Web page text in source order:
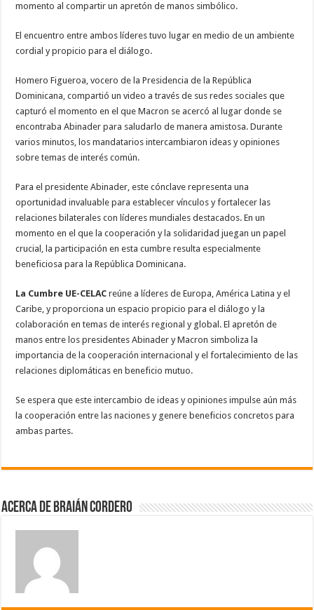
momento al compartir un apretón de manos simbólico.
El encuentro entre ambos líderes tuvo lugar en medio de un ambiente
cordial y propicio para el diálogo.
Homero Figueroa, vocero de la Presidencia de la República
Dominicana, compartió un video a través de sus redes sociales que
capturó el momento en el que Macron se acercó al lugar donde se
encontraba Abinader para saludarlo de manera amistosa. Durante
varios minutos, los mandatarios intercambiaron ideas y opiniones
sobre temas de interés común.
Para el presidente Abinader, este cónclave representa una
oportunidad invaluable para establecer vínculos y fortalecer las
relaciones bilaterales con líderes mundiales destacados. En un
momento en el que la cooperación y la solidaridad juegan un papel
crucial, la participación en esta cumbre resulta especialmente
beneficiosa para la República Dominicana.
La Cumbre UE-CELAC reúne a líderes de Europa, América Latina y el
Caribe, y proporciona un espacio propicio para el diálogo y la
colaboración en temas de interés regional y global. El apretón de
manos entre los presidentes Abinader y Macron simboliza la
importancia de la cooperación internacional y el fortalecimiento de las
relaciones diplomáticas en beneficio mutuo.
Se espera que este intercambio de ideas y opiniones impulse aún más
la cooperación entre las naciones y genere beneficios concretos para
ambas partes.
Acerca de Braián Cordero